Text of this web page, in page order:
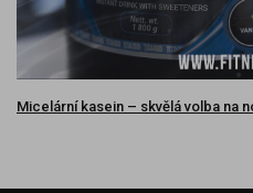
Micelární kasein – skvělá volba na